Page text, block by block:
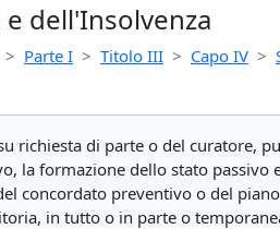
dell'Insolvenza
Parte I Titolo III Capo IV
richiesta di parte o del
la formazione dello stato
concordato preventivo o del
in tutto o in parte o